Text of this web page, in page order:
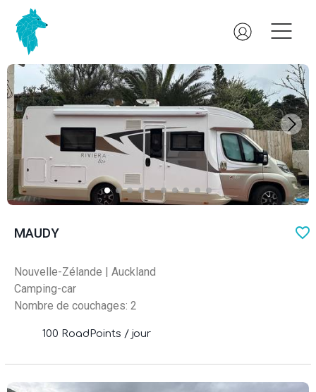
CERTIFIÉ
MAUDY
Nouvelle-Zélande | Auckland
Camping-car
Nombre de couchages: 2
100 RoadPoints / jour